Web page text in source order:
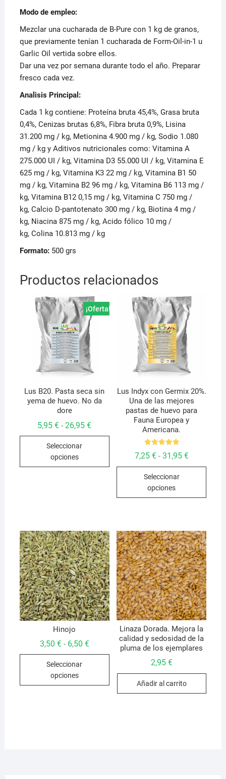
Modo de empleo:
Mezclar una cucharada de B-Pure con 1 kg de granos,
que previamente tenían 1 cucharada de Form-Oil-in-1 u
Garlic Oil vertida sobre ellos.
Dar una vez por semana durante todo el año. Preparar
fresco cada vez.
Analisis Principal:
Cada 1 kg contiene: Proteína bruta 45,4%, Grasa bruta
0,4%, Cenizas brutas 6,8%, Fibra bruta 0,9%, Lisina
31.200 mg / kg, Metionina 4.900 mg / kg, Sodio 1.080
mg / kg y Aditivos nutricionales como: Vitamina A
275.000 UI / kg, Vitamina D3 55.000 UI / kg, Vitamina E
625 mg / kg, Vitamina K3 22 mg / kg, Vitamina B1 50
mg / kg, Vitamina B2 96 mg / kg, Vitamina B6 113 mg /
kg, Vitamina B12 0,15 mg / kg, Vitamina C 750 mg /
kg, Calcio D-pantotenato 300 mg / kg, Biotina 4 mg /
kg, Niacina 875 mg / kg, Acido fólico 10 mg /
kg, Colina 10.813 mg / kg
Formato: 500 grs
Productos relacionados
¡Oferta!
Lus B20. Pasta seca sin
yema de huevo. No da
dore
5,95€ - 26,95€Rango
26,95 €
Seleccionar
opciones
Este
producto
Las
pueden
elegir
en
la
página
de
producto
Lus Indyx con Germix 20%.
Una de las mejores
pastas de huevo para
Fauna Europea y
Americana.
Valorado
con
de 5
7,25 € - 31,95 €Rango
31,95 €
Seleccionar
opciones
Este
Las
se
elegir
en
la
Hinojo
3,50 € - 6,50 €Rango
6,50 €
Seleccionar
opciones
Este
múltiples
Linaza Dorada. Mejora la
calidad y sedosidad de la
pluma de los ejemplares
2,95 €
Añadir al carrito